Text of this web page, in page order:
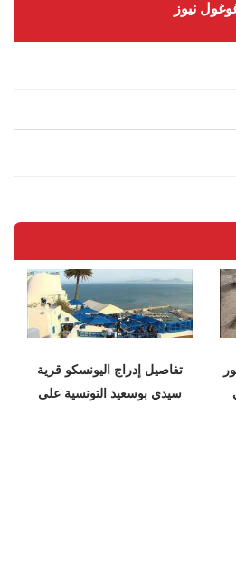
نيوز
تفاصيل إدراج اليونسكو قرية
سيدي بوسعيد التونسية على